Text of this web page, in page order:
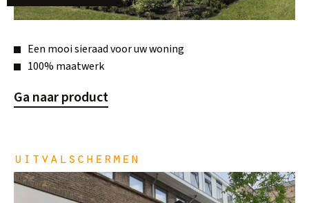
Een mooi sieraad voor uw woning
100% maatwerk
Ga naar product
uitvalschermen